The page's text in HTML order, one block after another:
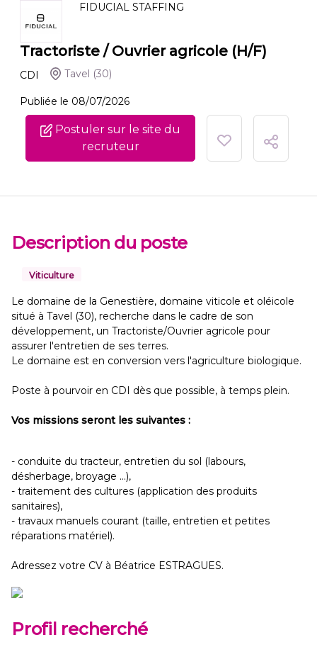
FIDUCIAL STAFFING
Tractoriste / Ouvrier agricole (H/F)
CDI Tavel (30)
Publiée le 08/07/2026
Postuler sur le site du
recruteur
Description du poste
Viticulture
Le domaine de la Genestière, domaine viticole et oléicole
situé à Tavel (30), recherche dans le cadre de son
développement, un Tractoriste/Ouvrier agricole pour
assurer l'entretien de ses terres.
Le domaine est en conversion vers l'agriculture biologique.
Poste à pourvoir en CDI dès que possible, à temps plein.
Vos missions seront les suivantes :
- conduite du tracteur, entretien du sol (labours,
désherbage, broyage ...),
- traitement des cultures (application des produits
sanitaires),
- travaux manuels courant (taille, entretien et petites
réparations matériel).
Adressez votre CV à Béatrice ESTRAGUES.
Profil recherché